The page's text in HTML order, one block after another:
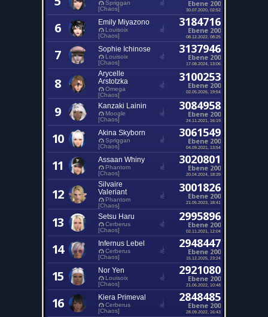
Spriggan
[Chaos]
Ebene 200
30.07.2020, 02:52
6 Emily Miyazono
Louisoix
[Chaos]
3184716
Ebene 200
08.12.2022, 08:25
7 Sophie Ichinose
Louisoix
[Chaos]
3137946
Ebene 200
17.08.2024, 13:06
8
Arycelle
Arstotzka
Omega
[Chaos]
3100253
Ebene 200
02.05.2026, 19:54
9 Kanzaki Lainin
Moogle
[Chaos]
3084958
Ebene 200
24.11.2021, 16:19
10 Akina Skyborn
Spriggan
[Chaos]
3061549
Ebene 200
04.09.2021, 13:54
11 Assaan Whiny
Phantom
[Chaos]
3020801
Ebene 200
20.04.2024, 18:39
12
Silvaire
Valeriant
Phantom
[Chaos]
3001826
Ebene 200
21.05.2023, 18:41
13 Setsu Haru
Cerberus
[Chaos]
2995896
Ebene 200
02.11.2021, 12:04
14 Infernus Lebel
Cerberus
[Chaos]
2948447
Ebene 200
15.12.2025, 23:24
15 Nor Yen
Louisoix
[Chaos]
2921080
Ebene 200
21.06.2022, 10:48
16 Kiera Primeval
Cerberus
[Chaos]
2848485
Ebene 200
28.09.2022, 16:43